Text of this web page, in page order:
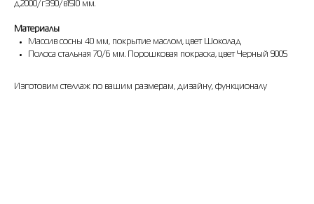
д2000/г390/в1510 мм.
Материалы
Массив сосны 40 мм, покрытие маслом, цвет Шоколад
Полоса стальная 70/6 мм. Порошковая покраска, цвет Черный 9005
Изготовим стеллаж по вашим размерам, дизайну, функционалу